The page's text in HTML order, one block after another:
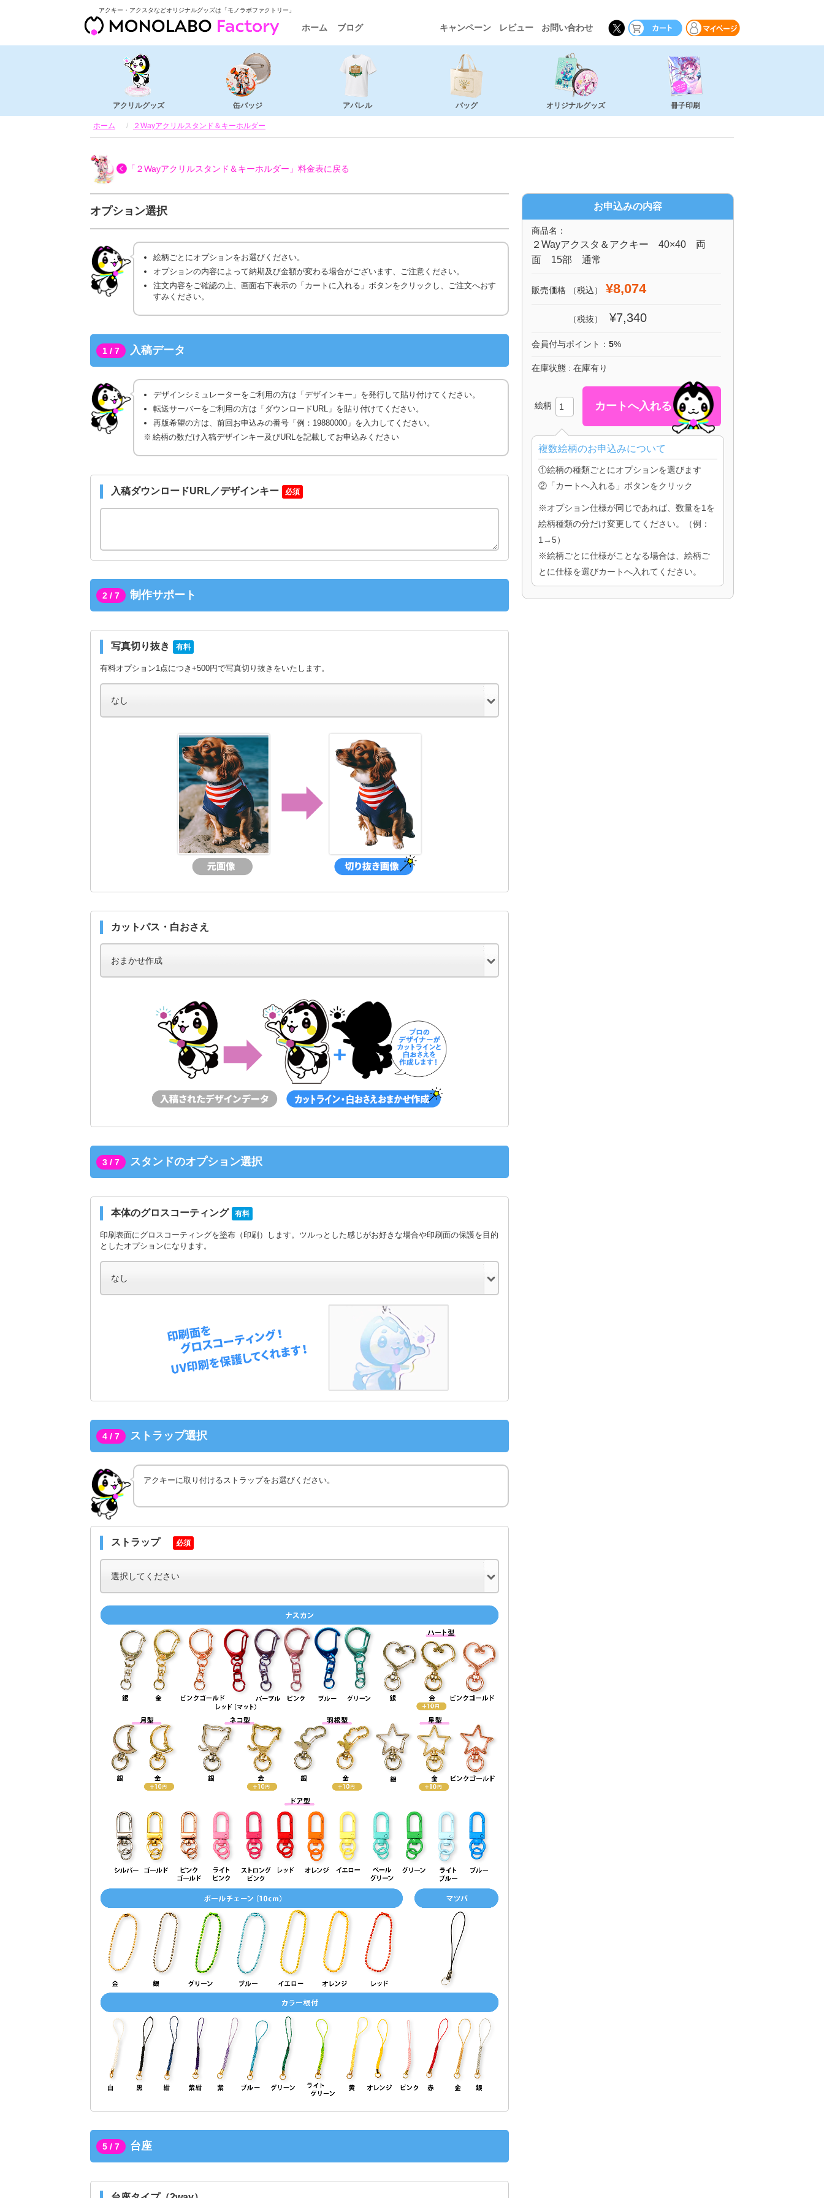
アクキー・アクスタなどオリジナルグッズは「モノラボファクトリー」
ホーム ブログ キャンペーン レビュー お問い合わせ
アクリルグッズ 缶バッジ アパレル バッグ オリジナルグッズ 冊子印刷
ホーム ２Wayアクリルスタンド＆キーホルダー
「２Wayアクリルスタンド＆キーホルダー」 料金表に戻る
オプション選択
絵柄ごとにオプションをお選びください。
オプションの内容によって納期及び金額が変わる場合がございます、ご注意ください。
注文内容をご確認の上、画面右下表示の「カートに入れる」ボタンをクリックし、ご注文へおす
すみください。
1 / 7 入稿データ
デザインシミュレーターをご利用の方は「デザインキー」を発行して貼り付けてください。
転送サーバーをご利用の方は「ダウンロードURL」を貼り付けてください。
再版希望の方は、前回お申込みの番号「例：19880000」を入力してください。
絵柄の数だけ入稿デザインキー及びURLを記載してお申込みください
入稿ダウンロードURL／デザインキー 必須
2 / 7 制作サポート
写真切り抜き 有料
有料オプション1点につき+500円で写真切り抜きをいたします。
カットパス・白おさえ
3 / 7 スタンドのオプション選択
本体のグロスコーティング 有料
印刷表面にグロスコーティングを塗布（印刷）します。ツルっとした感じがお好きな場合や印刷面の保護を目的
としたオプションになります。
4 / 7 ストラップ選択
アクキーに取り付けるストラップをお選びください。
ストラップ 必須
5 / 7 台座
お申込みの内容
商品名：
２Wayアクスタ＆アクキー 40×40 両
面 15部 通常
販売価格 （税込） ¥8,074
（税抜） ¥7,340
会員付与ポイント： 5%
在庫状態 : 在庫有り
絵柄
複数絵柄のお申込みについて
①絵柄の種類ごとにオプションを選びます
②「カートへ入れる」ボタンをクリック
※オプション仕様が同じであれば、数量を1を
絵柄種類の分だけ変更してください。（例：
1→5）
※絵柄ごとに仕様がことなる場合は、絵柄ご
とに仕様を選びカートへ入れてください。